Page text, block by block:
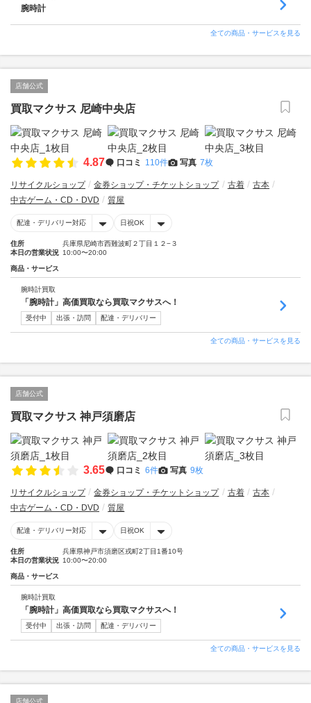
腕時計
全ての商品・サービスを見る
店舗公式
買取マクサス 尼崎中央店
4.87 口コミ 110件 写真 7枚
リサイクルショップ 金券ショップ・チケットショップ 古着
古本
中古ゲーム・CD・DVD
質屋
配達・デリバリー対応 日祝OK
住所
兵庫県尼崎市西難波町２丁目１２−３
本日の営業状況 10:00〜20:00
商品・サービス
腕時計買取
「腕時計」高価買取なら買取マクサスへ！
受付中 出張・訪問 配達・デリバリー
全ての商品・サービスを見る
店舗公式
買取マクサス 神戸須磨店
3.65 口コミ 6件 写真 9枚
リサイクルショップ 金券ショップ・チケットショップ 古着
古本
中古ゲーム・CD・DVD
質屋
配達・デリバリー対応 日祝OK
住所
兵庫県神戸市須磨区戎町2丁目1番10号
本日の営業状況 10:00〜20:00
商品・サービス
腕時計買取
「腕時計」高価買取なら買取マクサスへ！
受付中 出張・訪問 配達・デリバリー
全ての商品・サービスを見る
店舗公式